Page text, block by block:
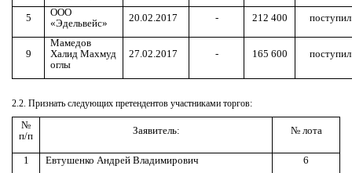
5
ООО
«Эдельвейс»
20.02.2017 - 212 400 поступил
9
Мамедов
Халид Махмуд
оглы
27.02.2017 - 165 600 поступил
2.2. Признать следующих претендентов участниками торгов:
№
п/п
Заявитель: № лота
1 Евтушенко Андрей Владимирович
6